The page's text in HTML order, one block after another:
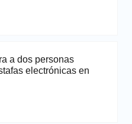
a dos personas
electrónicas en